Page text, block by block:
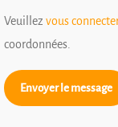
Veuillez vous
coordonnées.
Envoyer le message